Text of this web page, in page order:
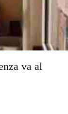
va al